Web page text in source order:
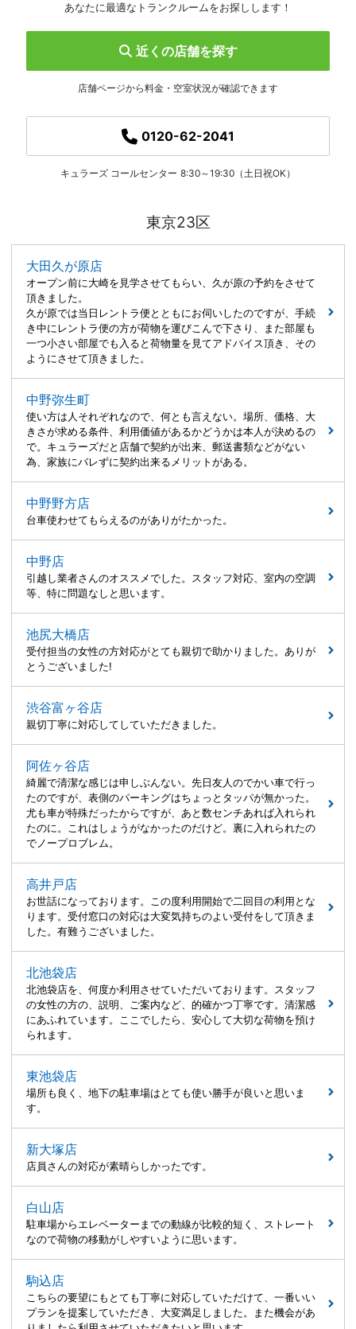
あなたに最適なトランクルームをお探しします！
近くの店舗を探す
店舗ページから料金・空室状況が確認できます
0120-62-2041
キュラーズ コールセンター 8:30～19:30（土日祝OK）
東京23区
大田久が原店
オープン前に大崎を見学させてもらい、久が原の予約をさせて
頂きました。
久が原では当日レントラ便とともにお伺いしたのですが、手続
き中にレントラ便の方が荷物を運びこんで下さり、また部屋も
一つ小さい部屋でも入ると荷物量を見てアドバイス頂き、その
ようにさせて頂きました。
中野弥生町
使い方は人それぞれなので、何とも言えない。場所、価格、大
きさが求める条件、利用価値があるかどうかは本人が決めるの
で。キュラーズだと店舗で契約が出来、郵送書類などがない
為、家族にバレずに契約出来るメリットがある。
中野野方店
台車使わせてもらえるのがありがたかった。
中野店
引越し業者さんのオススメでした。スタッフ対応、室内の空調
等、特に問題なしと思います。
池尻大橋店
受付担当の女性の方対応がとても親切で助かりました。ありが
とうございました!
渋谷富ヶ谷店
親切丁寧に対応してしていただきました。
阿佐ヶ谷店
綺麗で清潔な感じは申しぶんない。先日友人のでかい車で行っ
たのですが、表側のパーキングはちょっとタッパが無かった。
尤も車が特殊だったからですが、あと数センチあれば入れられ
たのに。これはしょうがなかったのだけど。裏に入れられたの
でノープロブレム。
高井戸店
お世話になっております。この度利用開始で二回目の利用とな
ります。受付窓口の対応は大変気持ちのよい受付をして頂きま
した。有難うございました。
北池袋店
北池袋店を、何度か利用させていただいております。スタッフ
の女性の方の、説明、ご案内など、的確かつ丁寧です。清潔感
にあふれています。ここでしたら、安心して大切な荷物を預け
られます。
東池袋店
場所も良く、地下の駐車場はとても使い勝手が良いと思いま
す。
新大塚店
店員さんの対応が素晴らしかったです。
白山店
駐車場からエレベーターまでの動線が比較的短く、ストレート
なので荷物の移動がしやすいように思います。
駒込店
こちらの要望にもとても丁寧に対応していただけて、一番いい
プランを提案していただき、大変満足しました。また機会があ